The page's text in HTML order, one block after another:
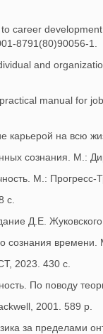
career
8791(80)90056-1.
and
manual for
карьерой на всю
сознания. М.:
М.: Прогресс-
с.
Д.Е.
сознания
2023. 430 с.
По поводу
2001. 589 p.
за пределами